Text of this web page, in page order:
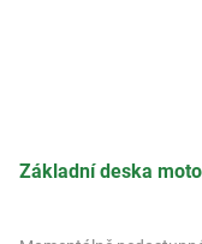
Základní deska